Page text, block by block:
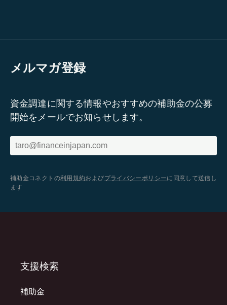
メルマガ登録
資金調達に関する情報やおすすめの補助金の公募
開始をメールでお知らせします。
補助金コネクトの利用規約およびプライバシーポリシーに同意して送信し
ます
支援検索
補助金